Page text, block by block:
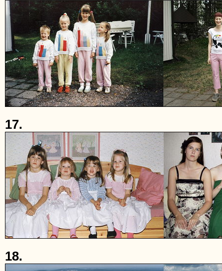
17.
18.